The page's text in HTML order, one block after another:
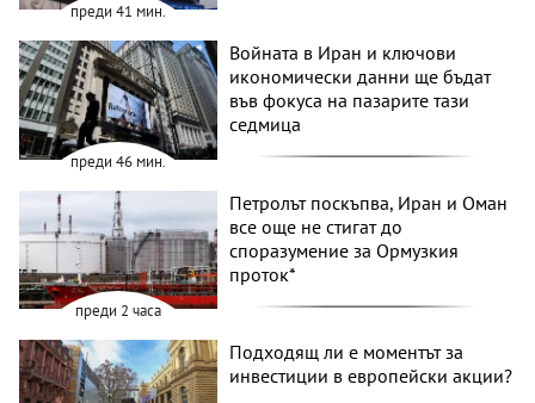
преди 41 мин.
преди 46 мин.
Войната в Иран и ключови
икономически данни ще бъдат
във фокуса на пазарите тази
седмица
преди 2 часа
Петролът поскъпва, Иран и Оман
все още не стигат до
споразумение за Ормузкия
проток*
Подходящ ли е моментът за
инвестиции в европейски акции?